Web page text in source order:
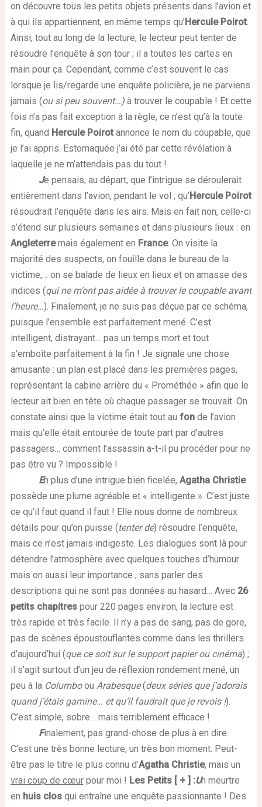
on découvre tous les petits objets présents dans l’avion et
à qui ils appartiennent, en même temps qu’ Hercule Poirot.
Ainsi, tout au long de la lecture, le lecteur peut tenter de
résoudre l’enquête à son tour ; il a toutes les cartes en
main pour ça. Cependant, comme c’est souvent le cas
lorsque je lis/regarde une enquête policière, je ne parviens
jamais (ou si peu souvent…)à trouver le coupable ! Et cette
fois n’a pas fait exception à la règle, ce n’est qu’à la toute
fin, quand Hercule Poirotannonce le nom du coupable, que
je l’ai appris. Estomaquée j’ai été par cette révélation à
laquelle je ne m’attendais pas du tout !
Je pensais, au départ, que l’intrigue se déroulerait
entièrement dans l’avion, pendant le vol ; qu’ Hercule Poirot
résoudrait l’enquête dans les airs. Mais en fait non, celle-ci
s’étend sur plusieurs semaines et dans plusieurs lieux : en
Angleterremais également en France. On visite la
majorité des suspects, on fouille dans le bureau de la
victime,… on se balade de lieux en lieux et on amasse des
indices (qui ne m’ont pas aidée à trouver le coupable avant
l’heure…). Finalement, je ne suis pas déçue par ce schéma,
puisque l’ensemble est parfaitement mené. C’est
intelligent, distrayant… pas un temps mort et tout
s’emboîte parfaitement à la fin ! Je signale une chose
amusante : un plan est placé dans les premières pages,
représentant la cabine arrière du « Prométhée » afin que le
lecteur ait bien en tête où chaque passager se trouvait. On
constate ainsi que la victime était tout au fonde l’avion
mais qu’elle était entourée de toute part par d’autres
passagers… comment l’assassin a-t-il pu procéder pour ne
pas être vu ? Impossible !
En plus d’une intrigue bien ficelée, Agatha Christie
possède une plume agréable et « intelligente ». C’est juste
ce qu’il faut quand il faut ! Elle nous donne de nombreux
détails pour qu’on puisse (tenter de) résoudre l’enquête,
mais ce n’est jamais indigeste. Les dialogues sont là pour
détendre l’atmosphère avec quelques touches d’humour
mais on aussi leur importance ; sans parler des
descriptions qui ne sont pas données au hasard… Avec 26
petits chapitrespour 220 pages environ, la lecture est
très rapide et très facile. Il n’y a pas de sang, pas de gore,
pas de scènes époustouflantes comme dans les thrillers
d’aujourd’hui (que ce soit sur le support papier ou cinéma) ;
il s’agit surtout d’un jeu de réflexion rondement mené, un
peu à la Columboou Arabesque(deux séries que j’adorais
quand j’étais gamine… et qu’il faudrait que je revois !).
C’est simple, sobre… mais terriblement efficace !
Finalement, pas grand-chose de plus à en dire.
C’est une très bonne lecture, un très bon moment. Peut-
être pas le titre le plus connu d’Agatha Christie, mais un
vrai coup de cœurpour moi ! Les Petits [ + ] :Un meurtre
en huis closqui entraîne une enquête passionnante ! Des